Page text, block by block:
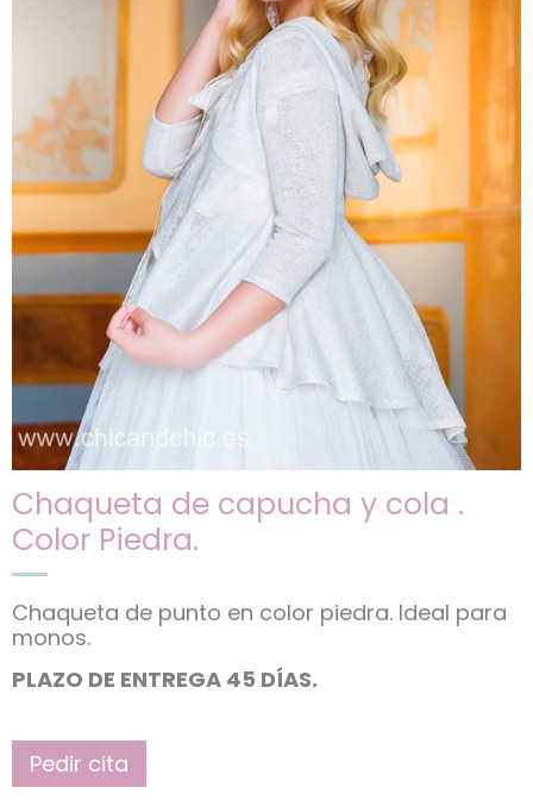
Chaqueta de capucha y cola .
Color Piedra.
Chaqueta de punto en color piedra. Ideal para
monos.
PLAZO DE ENTREGA 45 DÍAS.
Pedir cita